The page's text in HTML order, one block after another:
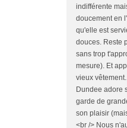
indifférente
doucement en
qu'elle est
douces. Reste
sans trop
mesure). Et
vieux
Dundee adore
garde de
son plaisir
<br /> Nous